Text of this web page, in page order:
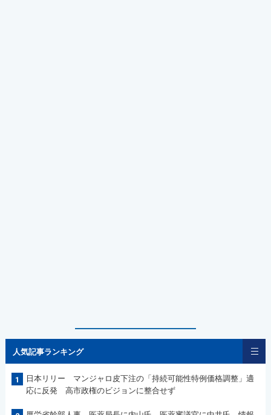
人気記事ランキング
1
日本リリー マンジャロ皮下注の「持続可能性特例価格調整」適
応に反発 高市政権のビジョンに整合せず